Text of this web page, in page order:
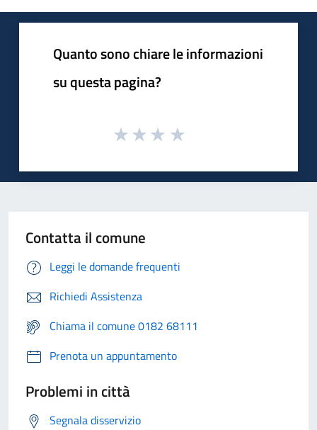
Quanto sono chiare le informazioni
su questa pagina?
Contatta il comune
Leggi le domande frequenti
Richiedi Assistenza
Chiama il comune 0182 68111
Prenota un appuntamento
Problemi in città
Segnala disservizio